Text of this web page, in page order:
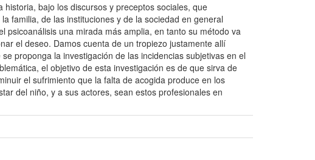
bajo los discursos y preceptos sociales, que
familia, de las instituciones y de la sociedad en general
una mirada más amplia, en tanto su método va
el deseo. Damos cuenta de un tropiezo justamente allí
proponga la investigación de las incidencias subjetivas en el
el objetivo de esta investigación es de que sirva de
el sufrimiento que la falta de acogida produce en los
del niño, y a sus actores, sean estos profesionales en